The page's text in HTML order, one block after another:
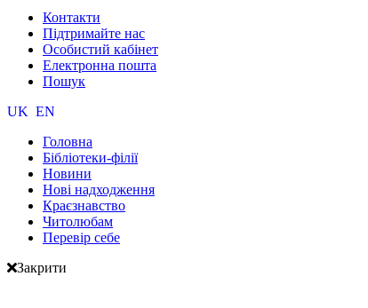
Контакти
Підтримайте нас
Особистий кабінет
Електронна пошта
Пошук
UK EN
Головна
Бібліотеки-філії
Новини
Нові надходження
Краєзнавство
Читолюбам
Перевір себе
Закрити